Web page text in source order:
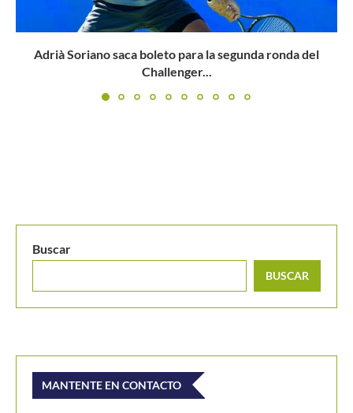
Copa Colsanitas presentada por Zúrich 2022: martes 29
de marzo...
Buscar
BUSCAR
MANTENTE EN CONTACTO